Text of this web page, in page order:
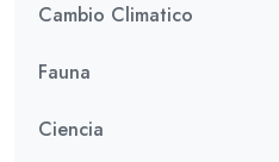
Cambio Climatico
Fauna
Ciencia